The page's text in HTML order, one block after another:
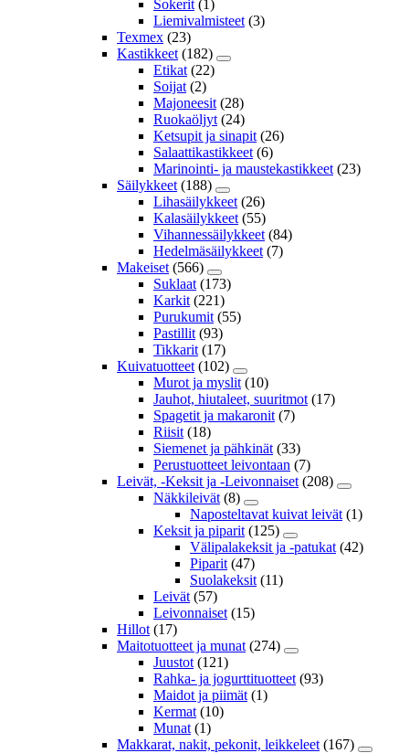
Sokerit (1)
Liemivalmisteet (3)
Texmex (23)
Kastikkeet (182)
Etikat (22)
Soijat (2)
Majoneesit (28)
Ruokaöljyt (24)
Ketsupit ja sinapit (26)
Salaattikastikkeet (6)
Marinointi- ja maustekastikkeet (23)
Säilykkeet (188)
Lihasäilykkeet (26)
Kalasäilykkeet (55)
Vihannessäilykkeet (84)
Hedelmäsäilykkeet (7)
Makeiset (566)
Suklaat (173)
Karkit (221)
Purukumit (55)
Pastillit (93)
Tikkarit (17)
Kuivatuotteet (102)
Murot ja myslit (10)
Jauhot, hiutaleet, suuritmot (17)
Spagetit ja makaronit (7)
Riisit (18)
Siemenet ja pähkinät (33)
Perustuotteet leivontaan (7)
Leivät, -Keksit ja -Leivonnaiset (208)
Näkkileivät (8)
Naposteltavat kuivat leivät (1)
Keksit ja piparit (125)
Välipalakeksit ja -patukat (42)
Piparit (47)
Suolakeksit (11)
Leivät (57)
Leivonnaiset (15)
Hillot (17)
Maitotuotteet ja munat (274)
Juustot (121)
Rahka- ja jogurttituotteet (93)
Maidot ja piimät (1)
Kermat (10)
Munat (1)
Makkarat, nakit, pekonit, leikkeleet (167)